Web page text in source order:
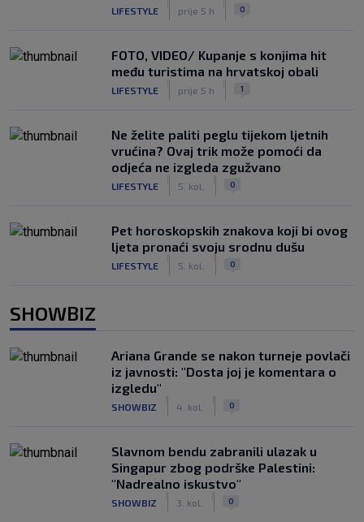
LIFESTYLE prije 5 h 0
FOTO, VIDEO/ Kupanje s konjima hit
među turistima na hrvatskoj obali
LIFESTYLE prije 5 h 1
Ne želite paliti peglu tijekom ljetnih
vrućina? Ovaj trik može pomoći da
odjeća ne izgleda zgužvano
LIFESTYLE 5. kol. 0
Pet horoskopskih znakova koji bi ovog
ljeta pronaći svoju srodnu dušu
LIFESTYLE 5. kol. 0
SHOWBIZ
Ariana Grande se nakon turneje povlači
iz javnosti: "Dosta joj je komentara o
izgledu"
SHOWBIZ 4. kol. 0
Slavnom bendu zabranili ulazak u
Singapur zbog podrške Palestini:
"Nadrealno iskustvo"
SHOWBIZ 3. kol. 0